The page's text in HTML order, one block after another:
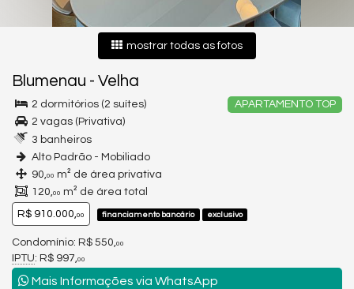
mostrar todas as fotos
Blumenau - Velha
APARTAMENTO TOP
2 dormitórios (2 suítes)
2 vagas (Privativa)
3 banheiros
Alto Padrão - Mobiliado
90,00 m² de área privativa
120,00 m² de área total
R$ 910.000,00 financiamento bancário exclusivo
Condomínio: R$ 550, 00
IPTU: R$ 997, 00
Mais Informações via WhatsApp